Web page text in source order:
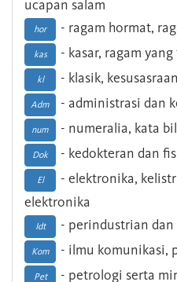
ucapan salam
hor - ragam hormat,
kas - kasar, ragam
kl - klasik,
Adm - administrasi dan
num - numeralia, kata
Dok - kedokteran dan
El
- elektronika,
elektronika
Idt - perindustrian
Kom - ilmu komunikasi,
Pet - petrologi serta